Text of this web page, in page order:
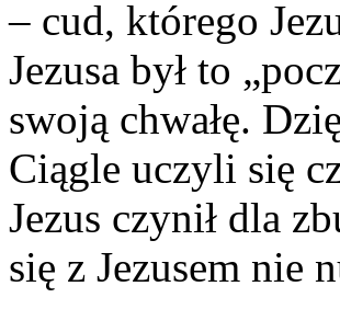
– cud, którego
Jezusa był to
swoją chwałę.
Ciągle uczyli się
Jezus czynił dla
się z Jezusem nie